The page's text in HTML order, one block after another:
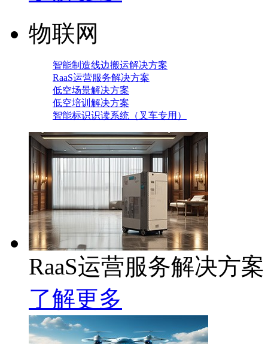
物联网
智能制造线边搬运解决方案
RaaS运营服务解决方案
低空场景解决方案
低空培训解决方案
智能标识识读系统（叉车专用）
RaaS运营服务解决方案
了解更多